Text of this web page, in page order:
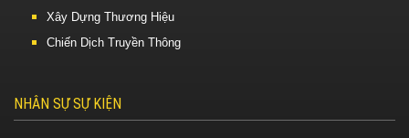
Xây Dựng Thương Hiệu
Chiến Dịch Truyền Thông
NHÂN SỰ SỰ KIỆN